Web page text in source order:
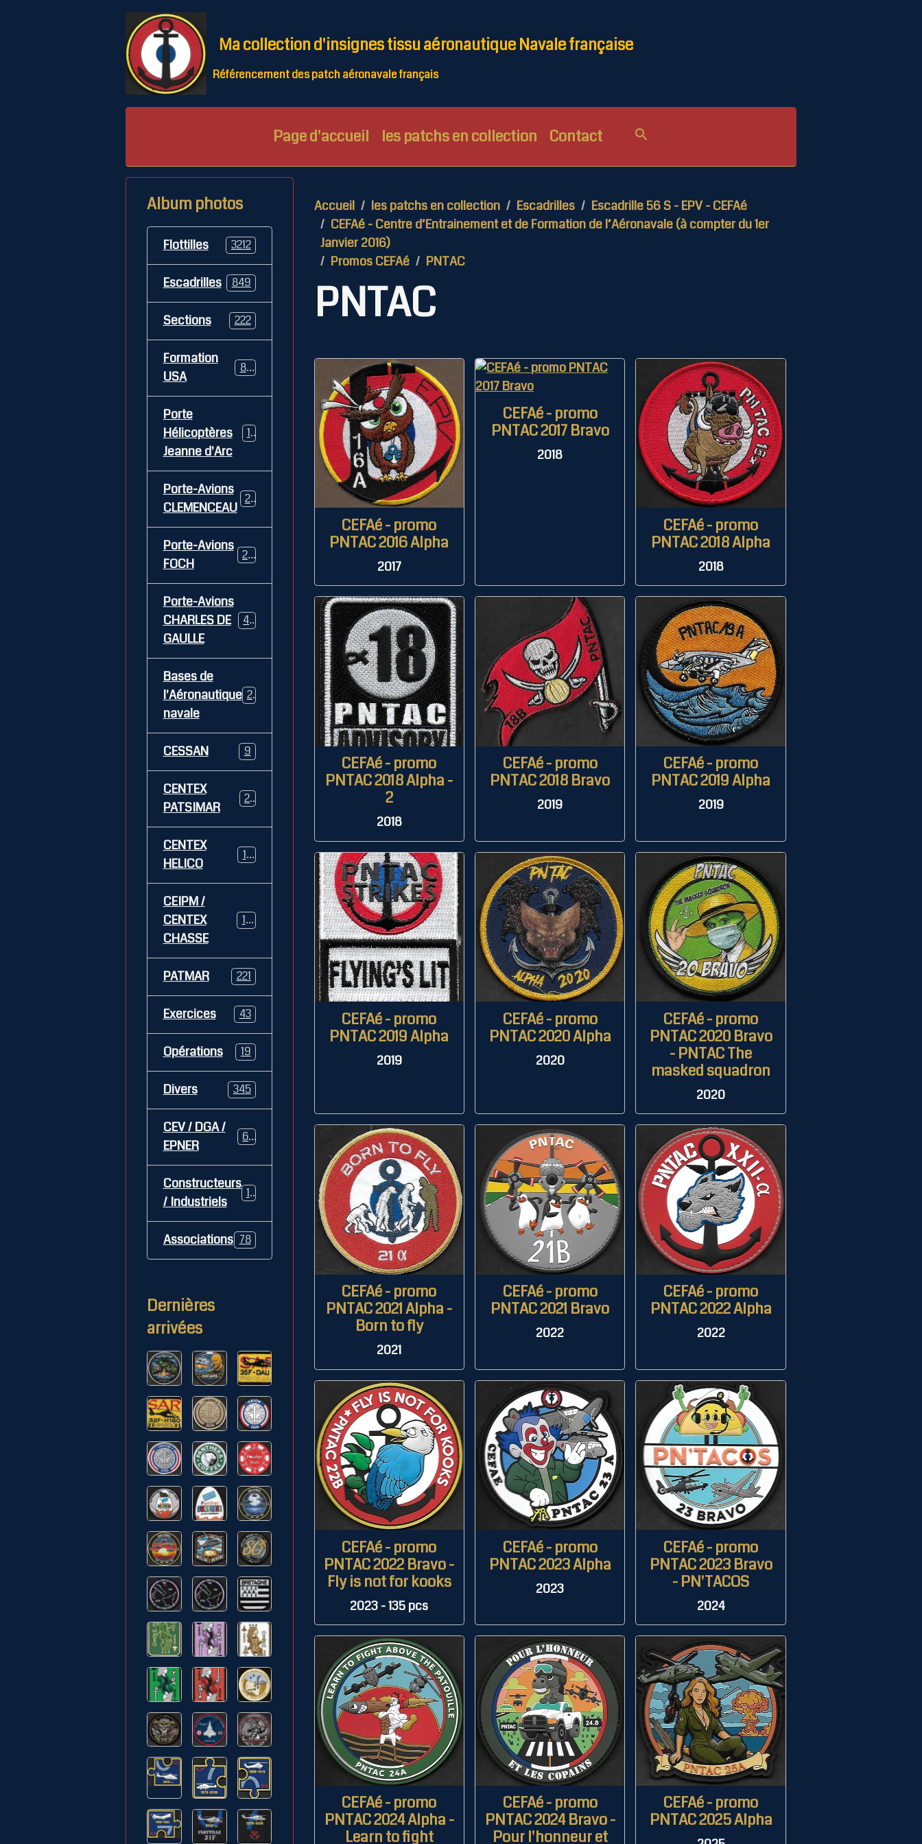
Ma collection d'insignes tissu aéronautique Navale française
Référencement des patch aéronavale français
Page d'accueil les patchs en collection Contact
Accueil les patchs en collection Escadrilles
Escadrille 56 S - EPV - CEFAé
CEFAé - Centre d’Entrainement et de Formation de l’Aéronavale (à compter du 1er
Janvier 2016)
Promos CEFAé
PNTAC
PNTAC
CEFAé - promo
PNTAC 2016 Alpha
2017
CEFAé - promo
PNTAC 2017 Bravo
2018
CEFAé - promo
PNTAC 2018 Alpha
2018
CEFAé - promo
PNTAC 2018 Alpha -
2
2018
CEFAé - promo
PNTAC 2018 Bravo
2019
CEFAé - promo
PNTAC 2019 Alpha
2019
CEFAé - promo
PNTAC 2019 Alpha
2019
CEFAé - promo
PNTAC 2020 Alpha
2020
CEFAé - promo
PNTAC 2020 Bravo
- PNTAC The
masked squadron
2020
CEFAé - promo
PNTAC 2021 Alpha -
Born to fly
2021
CEFAé - promo
PNTAC 2021 Bravo
2022
CEFAé - promo
PNTAC 2022 Alpha
2022
CEFAé - promo
PNTAC 2022 Bravo -
Fly is not for kooks
2023 - 135 pcs
CEFAé - promo
PNTAC 2023 Alpha
2023
CEFAé - promo
PNTAC 2023 Bravo
- PN'TACOS
2024
CEFAé - promo
PNTAC 2024 Alpha -
Learn to fight
CEFAé - promo
PNTAC 2024 Bravo -
Pour l'honneur et
CEFAé - promo
PNTAC 2025 Alpha
Album photos
Flottilles 3212
Escadrilles 849
Sections 222
Formation
USA
84
Porte
Hélicoptères
Jeanne d'Arc
12
Porte-Avions
CLEMENCEAU
26
Porte-Avions
FOCH
29
Porte-Avions
CHARLES DE
GAULLE
469
Bases de
l'Aéronautique
navale
269
CESSAN 9
CENTEX
PATSIMAR
21
CENTEX
HELICO
14
CEIPM /
CENTEX
CHASSE
108
PATMAR 221
Exercices 43
Opérations 19
Divers 345
CEV / DGA /
EPNER
62
Constructeurs
/ Industriels
127
Associations 78
Dernières
arrivées